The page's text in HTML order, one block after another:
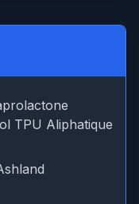
TPU Aliphatique